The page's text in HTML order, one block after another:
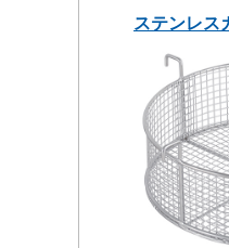
ステンレス